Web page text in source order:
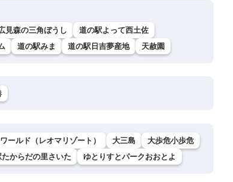
見森の三角ぼうし
道の駅よって西土佐
道の駅みま 道の駅日吉夢産地 天赦園
ールド（レオマリゾート） 大三島
大歩危小歩危
からだの里さいた ゆとりすとパークおおとよ